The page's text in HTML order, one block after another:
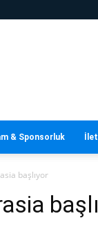
& Sponsorluk
başlıyor